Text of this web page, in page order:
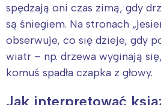
spędzają oni czas zimą, gdy
są śniegiem. Na stronach
obserwuje, co się dzieje, gdy
wiatr – np. drzewa wyginają
komuś spadła czapka z głowy.
Jak interpretować